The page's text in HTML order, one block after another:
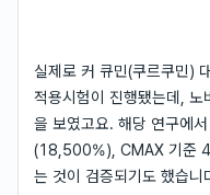
실제로 커 큐민(쿠르쿠민)
적용시험이 진행됐는데, 노
을 보였고요. 해당 연구에
(18,500%), CMAX 기준
는 것이 검증되기도 했습니